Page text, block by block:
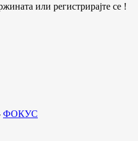
или регистрирајте се !
ФОКУС